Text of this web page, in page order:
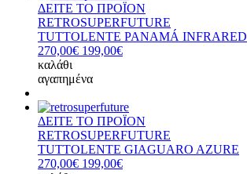
ΔΕΙΤΕ ΤΟ ΠΡΟΪΟΝ
RETROSUPERFUTURE
TUTTOLENTE PANAMÁ INFRARED
270,00€ 199,00€
καλάθι
αγαπημένα
ΔΕΙΤΕ ΤΟ ΠΡΟΪΟΝ
RETROSUPERFUTURE
TUTTOLENTE GIAGUARO AZURE
270,00€ 199,00€